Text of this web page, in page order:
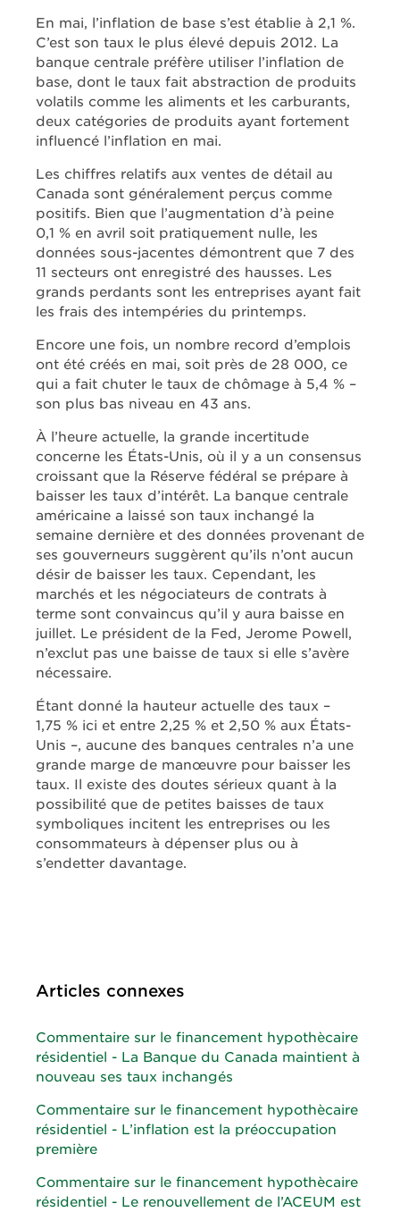
En mai, l’inflation de base s’est établie à 2,1 %.
C’est son taux le plus élevé depuis 2012. La
banque centrale préfère utiliser l’inflation de
base, dont le taux fait abstraction de produits
volatils comme les aliments et les carburants,
deux catégories de produits ayant fortement
influencé l’inflation en mai.
Les chiffres relatifs aux ventes de détail au
Canada sont généralement perçus comme
positifs. Bien que l’augmentation d’à peine
0,1 % en avril soit pratiquement nulle, les
données sous-jacentes démontrent que 7 des
11 secteurs ont enregistré des hausses. Les
grands perdants sont les entreprises ayant fait
les frais des intempéries du printemps.
Encore une fois, un nombre record d’emplois
ont été créés en mai, soit près de 28 000, ce
qui a fait chuter le taux de chômage à 5,4 % –
son plus bas niveau en 43 ans.
À l’heure actuelle, la grande incertitude
concerne les États-Unis, où il y a un consensus
croissant que la Réserve fédéral se prépare à
baisser les taux d’intérêt. La banque centrale
américaine a laissé son taux inchangé la
semaine dernière et des données provenant de
ses gouverneurs suggèrent qu’ils n’ont aucun
désir de baisser les taux. Cependant, les
marchés et les négociateurs de contrats à
terme sont convaincus qu’il y aura baisse en
juillet. Le président de la Fed, Jerome Powell,
n’exclut pas une baisse de taux si elle s’avère
nécessaire.
Étant donné la hauteur actuelle des taux –
1,75 % ici et entre 2,25 % et 2,50 % aux États-
Unis –, aucune des banques centrales n’a une
grande marge de manœuvre pour baisser les
taux. Il existe des doutes sérieux quant à la
possibilité que de petites baisses de taux
symboliques incitent les entreprises ou les
consommateurs à dépenser plus ou à
s’endetter davantage.
Articles connexes
Commentaire sur le financement hypothècaire
résidentiel - La Banque du Canada maintient à
nouveau ses taux inchangés
Commentaire sur le financement hypothècaire
résidentiel - L’inflation est la préoccupation
première
Commentaire sur le financement hypothècaire
résidentiel - Le renouvellement de l’ACEUM est